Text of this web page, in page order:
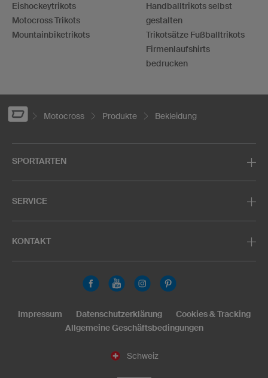
Eishockeytrikots
Motocross Trikots
Mountainbiketrikots
Handballtrikots selbst
gestalten
Trikotsätze Fußballtrikots
Firmenlaufshirts
bedrucken
Motocross Produkte Bekleidung
SPORTARTEN
SERVICE
KONTAKT
Schweiz
Impressum Datenschutzerklärung
Cookies & Tracking
Allgemeine Geschäftsbedingungen